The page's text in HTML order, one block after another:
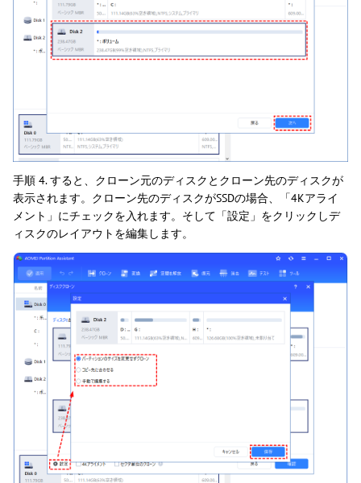
手順 4. すると、クローン元のディスクとクローン先のディスクが
表示されます。クローン先のディスクがSSDの場合、「4Kアライ
メント」にチェックを入れます。そして「設定」をクリックしデ
ィスクのレイアウトを編集します。